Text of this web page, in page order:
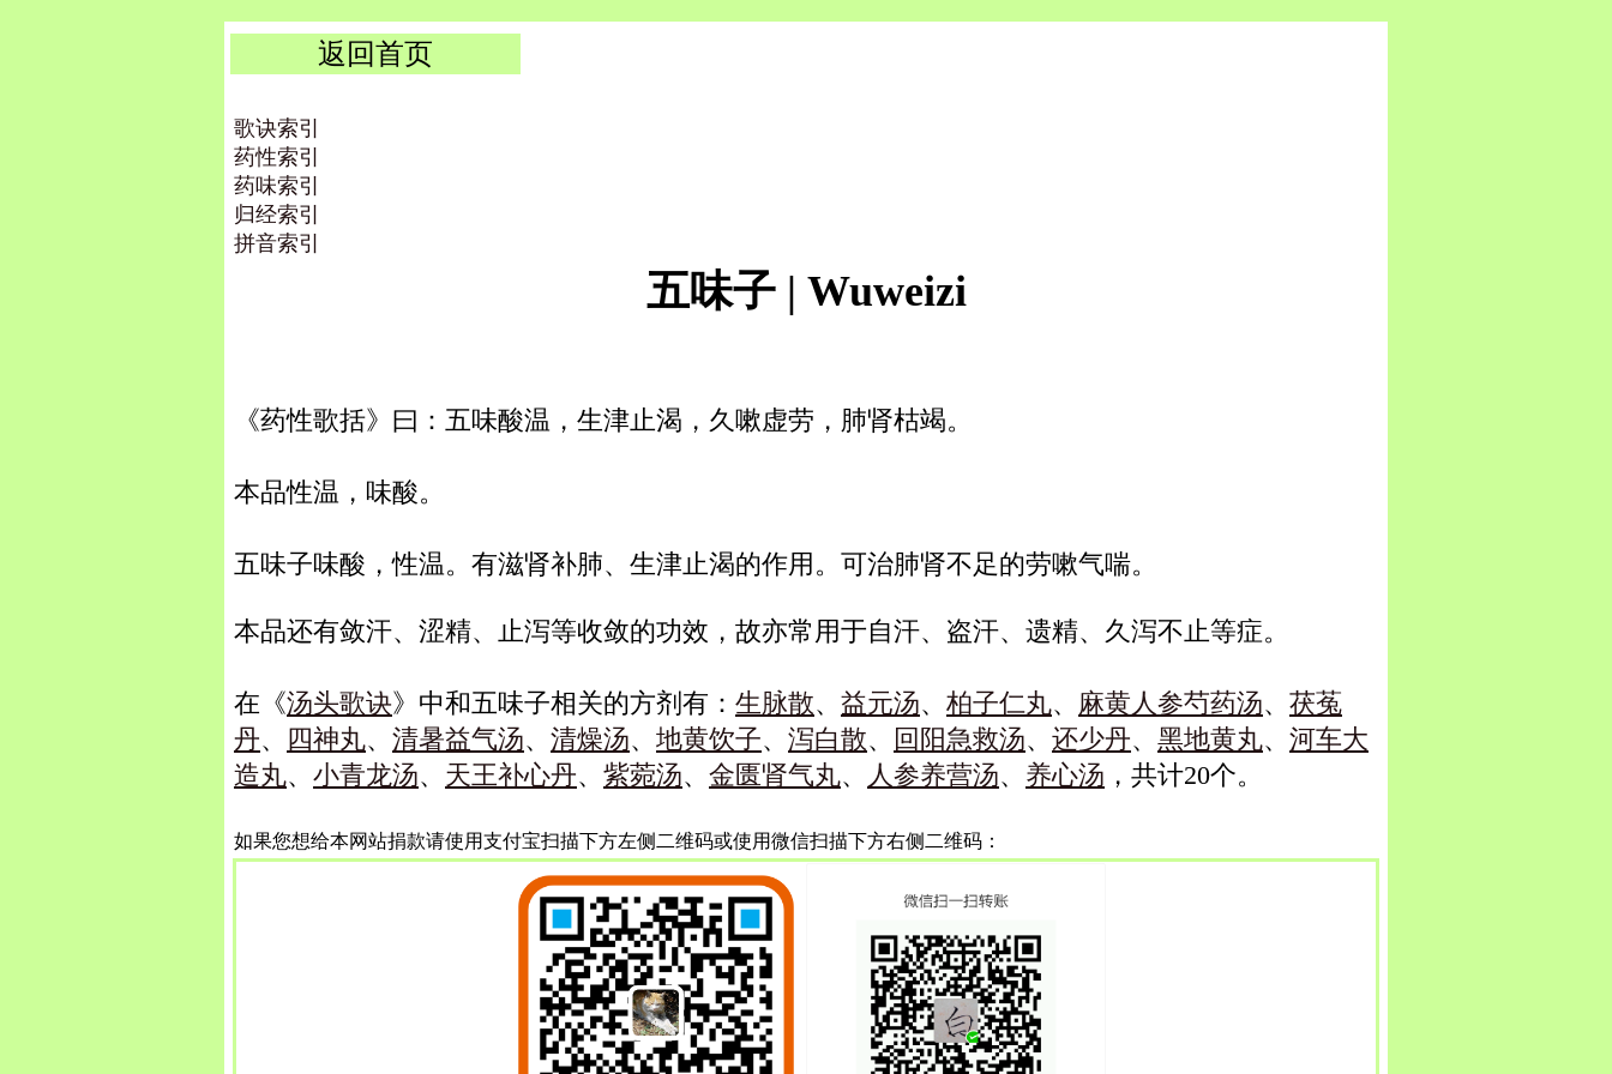
返回首页
歌诀索引
药性索引
药味索引
归经索引
拼音索引
五味子 | Wuweizi
《药性歌括》曰：五味酸温，生津止渴，久嗽虚劳，肺肾枯竭。
本品性温，味酸。
五味子味酸，性温。有滋肾补肺、生津止渴的作用。可治肺肾不足的劳嗽气喘。
本品还有敛汗、涩精、止泻等收敛的功效，故亦常用于自汗、盗汗、遗精、久泻不止等症。
在《汤头歌诀》中和五味子相关的方剂有： 生脉散、 益元汤、 柏子仁丸、 麻黄人参芍药汤、 茯菟
丹、 四神丸、 清暑益气汤、 清燥汤、 地黄饮子、 泻白散、 回阳急救汤、 还少丹、 黑地黄丸、 河车大
造丸、 小青龙汤、 天王补心丹、 紫菀汤、 金匮肾气丸、 人参养营汤、 养心汤 ，共计20个。
如果您想给本网站捐款请使用支付宝扫描下方左侧二维码或使用微信扫描下方右侧二维码：